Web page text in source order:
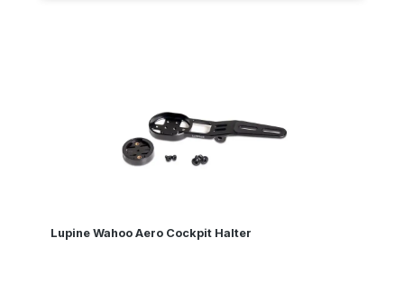
Lupine Wahoo Aero Cockpit Halter